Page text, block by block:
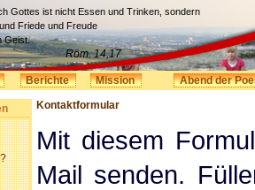
Gottes ist nicht Essen und Trinken, sondern
Friede und Freude
Geist.
Röm. 14,17
Berichte Mission Abend der
Kontaktformular
Mit diesem
Mail senden.